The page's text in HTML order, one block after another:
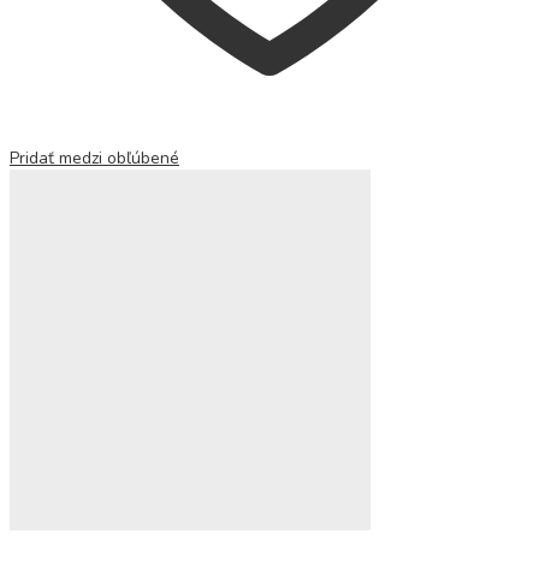
Pridať medzi obľúbené